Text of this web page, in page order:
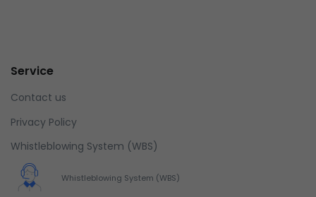
Service
Contact us
Privacy Policy
Whistleblowing System (WBS)
Whistleblowing System (WBS)